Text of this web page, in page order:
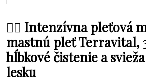
🧖‍♀️ Intenzívna pleťová
mastnú pleť Terravital,
hĺbkové čistenie a
lesku